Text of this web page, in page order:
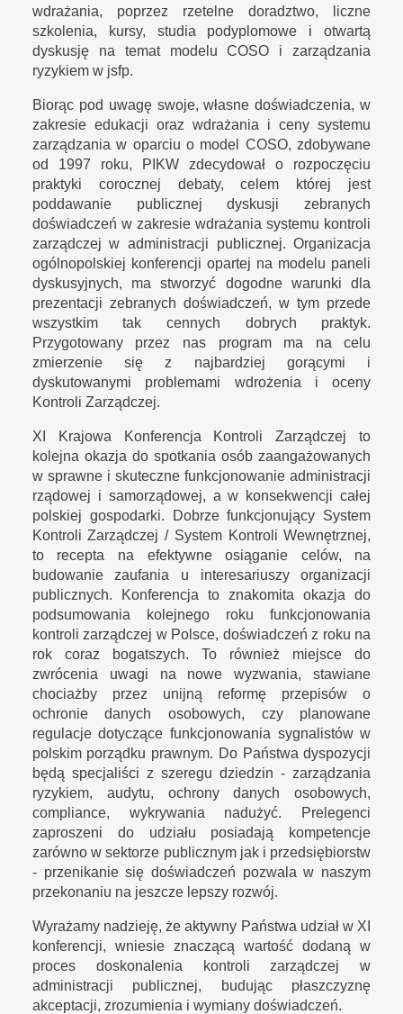
wdrażania, poprzez rzetelne doradztwo, liczne
szkolenia, kursy, studia podyplomowe i otwartą
dyskusję na temat modelu COSO i zarządzania
ryzykiem w jsfp.
Biorąc pod uwagę swoje, własne doświadczenia, w
zakresie edukacji oraz wdrażania i ceny systemu
zarządzania w oparciu o model COSO, zdobywane
od 1997 roku, PIKW zdecydował o rozpoczęciu
praktyki corocznej debaty, celem której jest
poddawanie publicznej dyskusji zebranych
doświadczeń w zakresie wdrażania systemu kontroli
zarządczej w administracji publicznej. Organizacja
ogólnopolskiej konferencji opartej na modelu paneli
dyskusyjnych, ma stworzyć dogodne warunki dla
prezentacji zebranych doświadczeń, w tym przede
wszystkim tak cennych dobrych praktyk.
Przygotowany przez nas program ma na celu
zmierzenie się z najbardziej gorącymi i
dyskutowanymi problemami wdrożenia i oceny
Kontroli Zarządczej.
XI Krajowa Konferencja Kontroli Zarządczej to
kolejna okazja do spotkania osób zaangażowanych
w sprawne i skuteczne funkcjonowanie administracji
rządowej i samorządowej, a w konsekwencji całej
polskiej gospodarki. Dobrze funkcjonujący System
Kontroli Zarządczej / System Kontroli Wewnętrznej,
to recepta na efektywne osiąganie celów, na
budowanie zaufania u interesariuszy organizacji
publicznych. Konferencja to znakomita okazja do
podsumowania kolejnego roku funkcjonowania
kontroli zarządczej w Polsce, doświadczeń z roku na
rok coraz bogatszych. To również miejsce do
zwrócenia uwagi na nowe wyzwania, stawiane
chociażby przez unijną reformę przepisów o
ochronie danych osobowych, czy planowane
regulacje dotyczące funkcjonowania sygnalistów w
polskim porządku prawnym. Do Państwa dyspozycji
będą specjaliści z szeregu dziedzin - zarządzania
ryzykiem, audytu, ochrony danych osobowych,
compliance, wykrywania nadużyć. Prelegenci
zaproszeni do udziału posiadają kompetencje
zarówno w sektorze publicznym jak i przedsiębiorstw
- przenikanie się doświadczeń pozwala w naszym
przekonaniu na jeszcze lepszy rozwój.
Wyrażamy nadzieję, że aktywny Państwa udział w XI
konferencji, wniesie znaczącą wartość dodaną w
proces doskonalenia kontroli zarządczej w
administracji publicznej, budując płaszczyznę
akceptacji, zrozumienia i wymiany doświadczeń.